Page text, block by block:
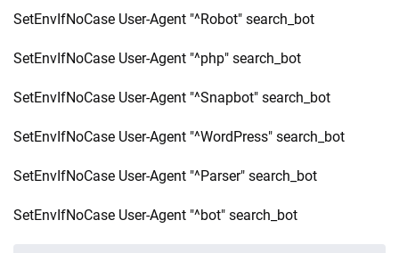
SetEnvIfNoCase User-Agent "^Robot" search_bot
SetEnvIfNoCase User-Agent "^php" search_bot
SetEnvIfNoCase User-Agent "^Snapbot" search_bot
SetEnvIfNoCase User-Agent "^WordPress" search_bot
SetEnvIfNoCase User-Agent "^Parser" search_bot
SetEnvIfNoCase User-Agent "^bot" search_bot